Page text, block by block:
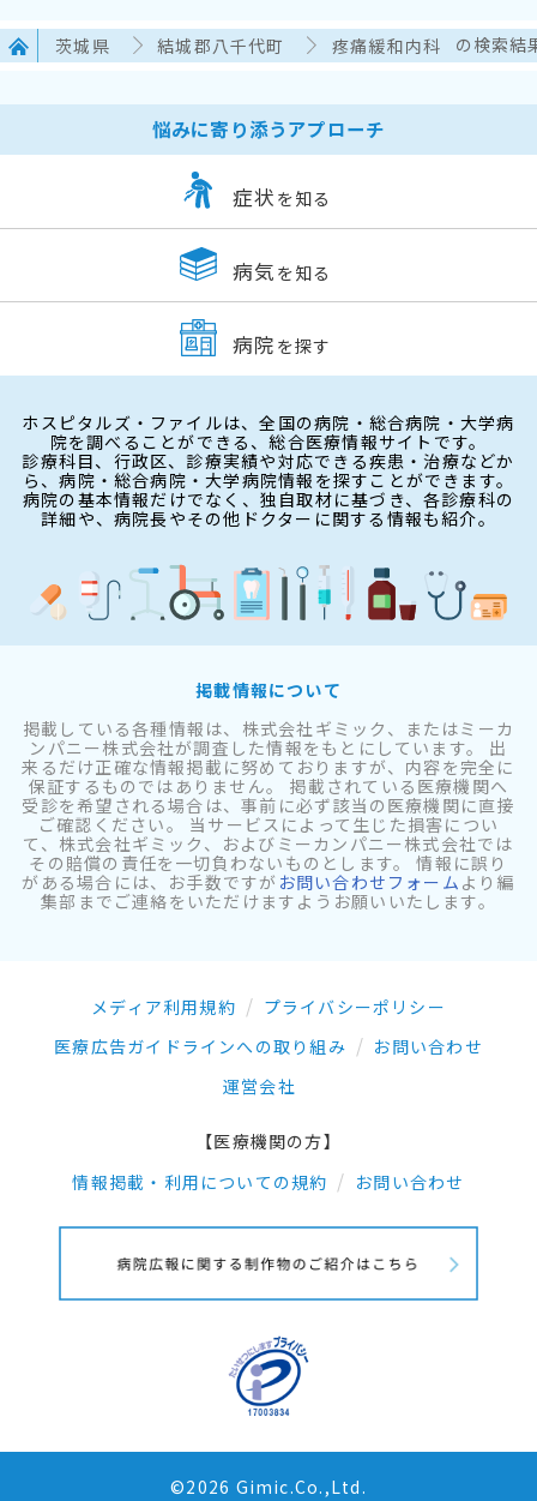
茨城県 結城郡八千代町 疼痛緩和内科 の検索結
悩みに寄り添うアプローチ
症状 を知る
病気 を知る
病院 を探す
ホスピタルズ・ファイルは、全国の病院・総合病院・大学病
院を調べることができる、総合医療情報サイトです。
診療科目、行政区、診療実績や対応できる疾患・治療などか
ら、病院・総合病院・大学病院情報を探すことができます。
病院の基本情報だけでなく、独自取材に基づき、各診療科の
詳細や、病院長やその他ドクターに関する情報も紹介。
掲載情報について
掲載している各種情報は、株式会社ギミック、またはミーカ
ンパニー株式会社が調査した情報をもとにしています。 出
来るだけ正確な情報掲載に努めておりますが、内容を完全に
保証するものではありません。 掲載されている医療機関へ
受診を希望される場合は、事前に必ず該当の医療機関に直接
ご確認ください。 当サービスによって生じた損害につい
て、株式会社ギミック、およびミーカンパニー株式会社では
その賠償の責任を一切負わないものとします。 情報に誤り
がある場合には、お手数ですが お問い合わせフォーム より編
集部までご連絡をいただけますようお願いいたします。
メディア利用規約
プライバシーポリシー
医療広告ガイドラインへの取り組み
お問い合わせ
運営会社
【医療機関の方】
情報掲載・利用についての規約
お問い合わせ
©2026 Gimic.Co.,Ltd.